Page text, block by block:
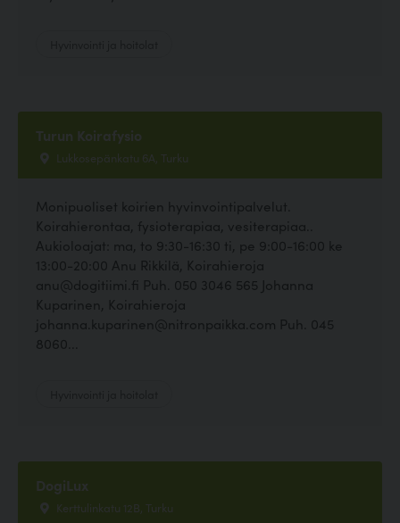
Turun Koirafysio
Lukkosepänkatu 6A, Turku
Monipuoliset koirien hyvinvointipalvelut.
Koirahierontaa, fysioterapiaa, vesiterapiaa..
Aukioloajat: ma, to 9:30-16:30 ti, pe 9:00-16:00 ke
13:00-20:00 Anu Rikkilä, Koirahieroja
anu@dogitiimi.fi Puh. 050 3046 565 Johanna
Kuparinen, Koirahieroja
johanna.kuparinen@nitronpaikka.com Puh. 045
8060...
DogiLux
Kerttulinkatu 12B, Turku